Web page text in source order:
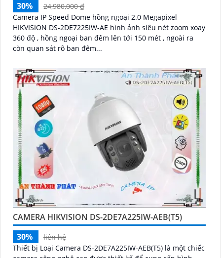
30%
24,980,000 ₫
Camera IP Speed Dome hồng ngoại 2.0 Megapixel
HIKVISION DS-2DE7225IW-AE hình ảnh siêu nét zoom xoay
360 độ , hồng ngoại ban đêm lên tới 150 mét , ngoài ra
còn quan sát rõ ban đêm...
CAMERA HIKVISION DS-2DE7A225IW-AEB(T5)
30%
liên hệ
Thiết bị Loại Camera DS-2DE7A225IW-AEB(T5) là một chiếc